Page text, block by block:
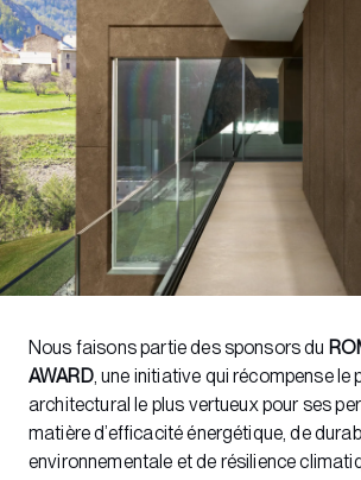
Nous faisons partie des sponsors du
AWARD, une initiative qui récompense le
architectural le plus vertueux pour ses
matière d’efficacité énergétique, de
environnementale et de résilience